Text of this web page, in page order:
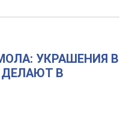
УКРАШЕНИЯ В
В